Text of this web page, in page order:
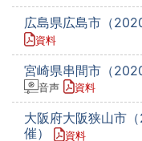
広島県広島市（
資料
宮崎県串間市（
音声 資料
大阪府大阪狭山市
催）
資料